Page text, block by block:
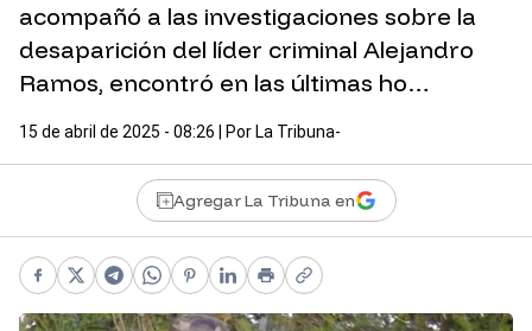
acompañó a las investigaciones sobre la
desaparición del líder criminal Alejandro
Ramos, encontró en las últimas ho…
15 de abril de 2025 - 08:26 | Por La Tribuna-
Agregar La Tribuna en
Facebook
X Telegram
WhatsApp
Pinterest
LinkedIn
PrintCopy link